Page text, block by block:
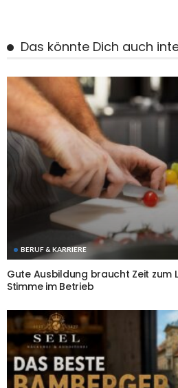
Das könnte Dich auch
BERUF & KARRIERE
Gute Ausbildung braucht Zeit zum
Stimme im Betrieb